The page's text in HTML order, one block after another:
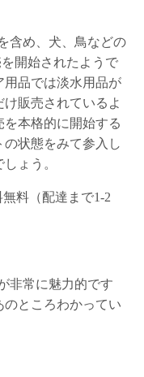
含め、犬、鳥などの
開始されたようで
用品では淡水用品が
販売されているよ
本格的に開始する
状態をみて参入し
ょう。
料（配達まで1-2
非常に魅力的です
ところわかってい